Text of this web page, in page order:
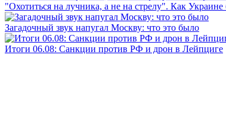
"Охотиться на лучника, а не на стрелу". Как Украине
Загадочный звук напугал Москву: что это было
Итоги 06.08: Санкции против РФ и дрон в Лейпциге